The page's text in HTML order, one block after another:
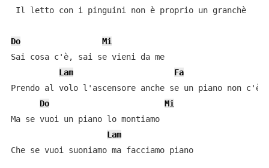
Il letto con i pinguini non è proprio un granchè
Do
Mi
Sai cosa c'è, sai se vieni da me
Lam
Fa
Prendo al volo l'ascensore anche se un piano non c'è
Do
Mi
Ma se vuoi un piano lo montiamo
Lam
Che se vuoi suoniamo ma facciamo piano